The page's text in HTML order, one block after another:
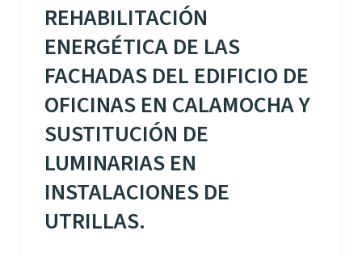
REHABILITACIÓN
ENERGÉTICA DE LAS
FACHADAS DEL EDIFICIO DE
OFICINAS EN CALAMOCHA Y
SUSTITUCIÓN DE
LUMINARIAS EN
INSTALACIONES DE
UTRILLAS.